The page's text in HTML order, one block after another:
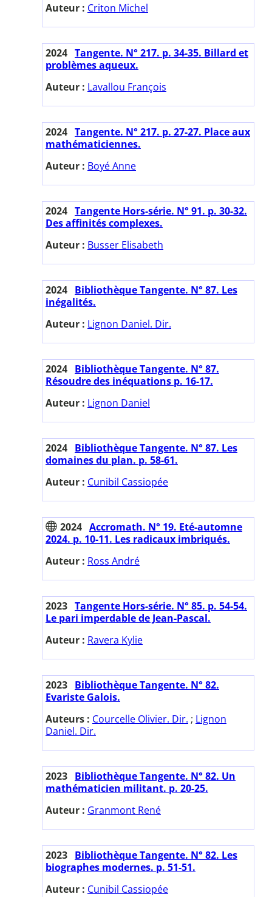
Auteur : Criton Michel
2024 Tangente. N° 217. p. 34-35. Billard et
problèmes aqueux.
Auteur : Lavallou François
2024 Tangente. N° 217. p. 27-27. Place aux
mathématiciennes.
Auteur : Boyé Anne
2024 Tangente Hors-série. N° 91. p. 30-32.
Des affinités complexes.
Auteur : Busser Elisabeth
2024 Bibliothèque Tangente. N° 87. Les
inégalités.
Auteur : Lignon Daniel. Dir.
2024 Bibliothèque Tangente. N° 87.
Résoudre des inéquations p. 16-17.
Auteur : Lignon Daniel
2024 Bibliothèque Tangente. N° 87. Les
domaines du plan. p. 58-61.
Auteur : Cunibil Cassiopée
2024 Accromath. N° 19. Eté-automne
2024. p. 10-11. Les radicaux imbriqués.
Auteur : Ross André
2023 Tangente Hors-série. N° 85. p. 54-54.
Le pari imperdable de Jean-Pascal.
Auteur : Ravera Kylie
2023 Bibliothèque Tangente. N° 82.
Evariste Galois.
Auteurs : Courcelle Olivier. Dir. ; Lignon
Daniel. Dir.
2023 Bibliothèque Tangente. N° 82. Un
mathématicien militant. p. 20-25.
Auteur : Granmont René
2023 Bibliothèque Tangente. N° 82. Les
biographes modernes. p. 51-51.
Auteur : Cunibil Cassiopée